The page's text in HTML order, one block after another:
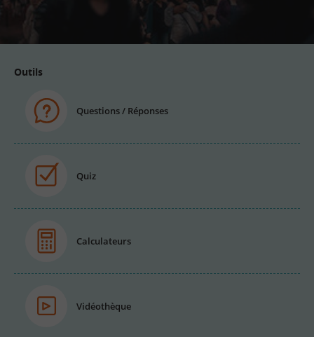
Outils
Questions / Réponses
Quiz
Calculateurs
Vidéothèque